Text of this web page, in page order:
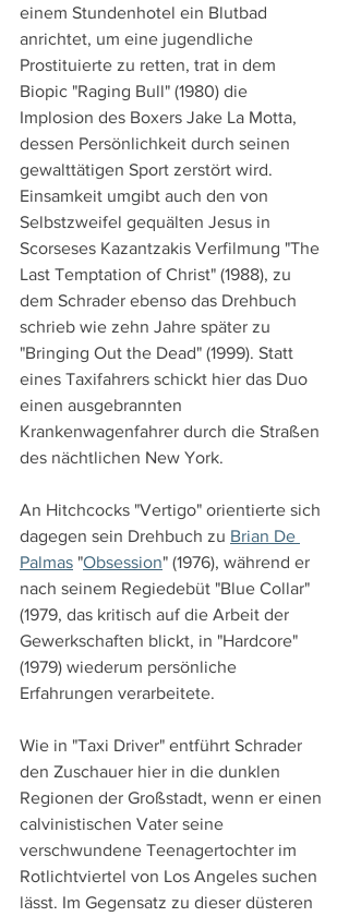
einem Stundenhotel ein Blutbad
anrichtet, um eine jugendliche
Prostituierte zu retten, trat in dem
Biopic "Raging Bull" (1980) die
Implosion des Boxers Jake La Motta,
dessen Persönlichkeit durch seinen
gewalttätigen Sport zerstört wird.
Einsamkeit umgibt auch den von
Selbstzweifel gequälten Jesus in
Scorseses Kazantzakis Verfilmung "The
Last Temptation of Christ" (1988), zu
dem Schrader ebenso das Drehbuch
schrieb wie zehn Jahre später zu
"Bringing Out the Dead" (1999). Statt
eines Taxifahrers schickt hier das Duo
einen ausgebrannten
Krankenwagenfahrer durch die Straßen
des nächtlichen New York.
An Hitchcocks "Vertigo" orientierte sich
dagegen sein Drehbuch zu Brian De
Palmas "Obsession" (1976), während er
nach seinem Regiedebüt "Blue Collar"
(1979, das kritisch auf die Arbeit der
Gewerkschaften blickt, in "Hardcore"
(1979) wiederum persönliche
Erfahrungen verarbeitete.
Wie in "Taxi Driver" entführt Schrader
den Zuschauer hier in die dunklen
Regionen der Großstadt, wenn er einen
calvinistischen Vater seine
verschwundene Teenagertochter im
Rotlichtviertel von Los Angeles suchen
lässt. Im Gegensatz zu dieser düsteren